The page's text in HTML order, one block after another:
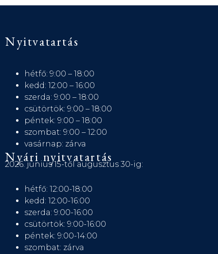
Nyitvatartás
hétfő: 9:00 – 18:00
kedd: 12:00 – 16:00
szerda: 9:00 – 18:00
csütörtök: 9:00 – 18:00
péntek: 9:00 – 18:00
szombat: 9:00 – 12:00
vasárnap: zárva
Nyári nyitvatartás
2026. június 15-től augusztus 30-ig:
hétfő: 12:00-18:00
kedd: 12:00-16:00
szerda: 9:00-16:00
csütörtök: 9:00-16:00
péntek: 9:00-14:00
szombat: zárva